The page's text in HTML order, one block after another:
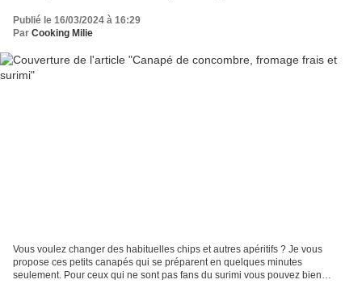
Publié le 16/03/2024 à 16:29
Par Cooking Milie
Vous voulez changer des habituelles chips et autres apéritifs ? Je vous
propose ces petits canapés qui se préparent en quelques minutes
seulement. Pour ceux qui ne sont pas fans du surimi vous pouvez bien